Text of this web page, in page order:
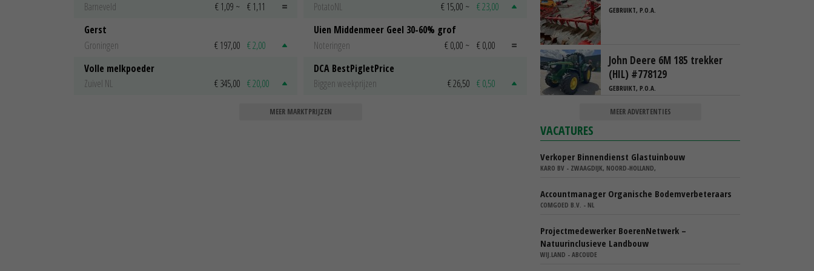
Barneveld
€ 1,09 ~ € 1,11
Gerst
Groningen
€ 197,00 € 2,00
Volle melkpoeder
Zuivel NL
€ 345,00 € 20,00
PotatoNL
€ 15,00 ~ € 23,00
Uien Middenmeer Geel 30-60% grof
Noteringen
€ 0,00 ~ € 0,00
DCA BestPigletPrice
Biggen weekprijzen
€ 26,50 € 0,50
MEER MARKTPRIJZEN
GEBRUIKT, P.O.A.
John Deere 6M 185 trekker
(HIL) #778129
GEBRUIKT, P.O.A.
MEER ADVERTENTIES
VACATURES
Verkoper Binnendienst Glastuinbouw
KARO BV - ZWAAGDIJK, NOORD-HOLLAND,
Accountmanager Organische Bodemverbeteraars
COMGOED B.V. - NL
Projectmedewerker BoerenNetwerk –
Natuurinclusieve Landbouw
WIJ.LAND - ABCOUDE